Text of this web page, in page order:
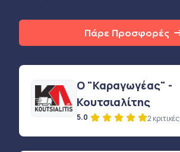
Πάρε Προσφορές
Ο "Καραγωγέας" -
Κουτσιαλίτης
5.0 2 κριτικές